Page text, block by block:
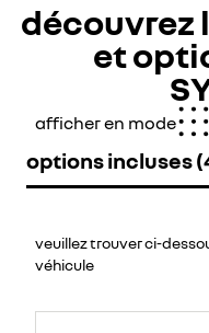
découvrez
et
afficher en mode
options incluses
veuillez trouver ci-
véhicule